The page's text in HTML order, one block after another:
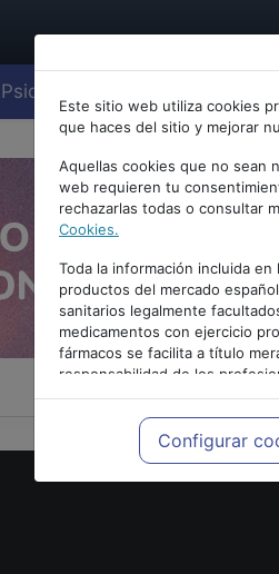
Psiquiatría
Este sitio web utiliza cookies
que haces del sitio y mejorar
Aquellas cookies que no sean
web requieren tu
rechazarlas todas o consultar
Cookies.
Toda la información incluida
productos del mercado
sanitarios legalmente
medicamentos con ejercicio
fármacos se facilita a título
responsabilidad de los
medicamentos y decidir, en
adecuado a las necesidades
Configurar